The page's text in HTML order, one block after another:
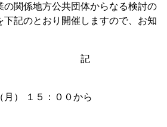
関係地方公共団体からなる検討の
下記のとおり開催しますので、お知
） １５：００から